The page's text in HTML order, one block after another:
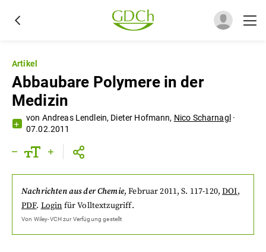
Artikel
Abbaubare Polymere in der
Medizin
von Andreas Lendlein, Dieter Hofmann, Nico Scharnagl ·
07.02.2011
Nachrichten aus der Chemie,Februar 2011, S. 117-120,DOI,
PDF. Login für Volltextzugriff.
Von Wiley-VCHzur Verfügung gestellt